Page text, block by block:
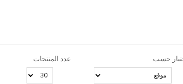
حسب عدد المنتجات